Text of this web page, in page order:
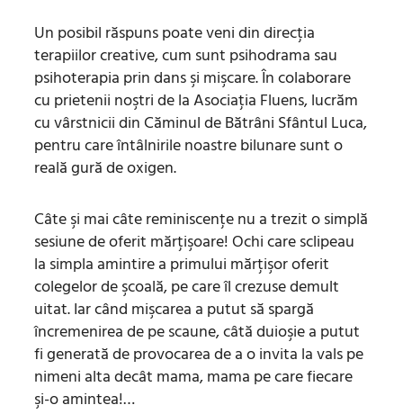
Un posibil răspuns poate veni din direcţia
terapiilor creative, cum sunt psihodrama sau
psihoterapia prin dans şi mişcare. În colaborare
cu prietenii noştri de la Asociaţia Fluens, lucrăm
cu vârstnicii din Căminul de Bătrâni Sfântul Luca,
pentru care întâlnirile noastre bilunare sunt o
reală gură de oxigen.
Câte şi mai câte reminiscenţe nu a trezit o simplă
sesiune de oferit mărţişoare! Ochi care sclipeau
la simpla amintire a primului mărţişor oferit
colegelor de şcoală, pe care îl crezuse demult
uitat. Iar când mişcarea a putut să spargă
încremenirea de pe scaune, câtă duioşie a putut
fi generată de provocarea de a o invita la vals pe
nimeni alta decât mama, mama pe care fiecare
şi-o amintea!…